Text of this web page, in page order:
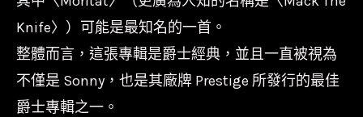
Knife〉）可能是最知名的一首。
整體而言，這張專輯是爵士經典，並且一直被視為
不僅是 Sonny，也是其廠牌 Prestige 所發行的最佳
爵士專輯之一。